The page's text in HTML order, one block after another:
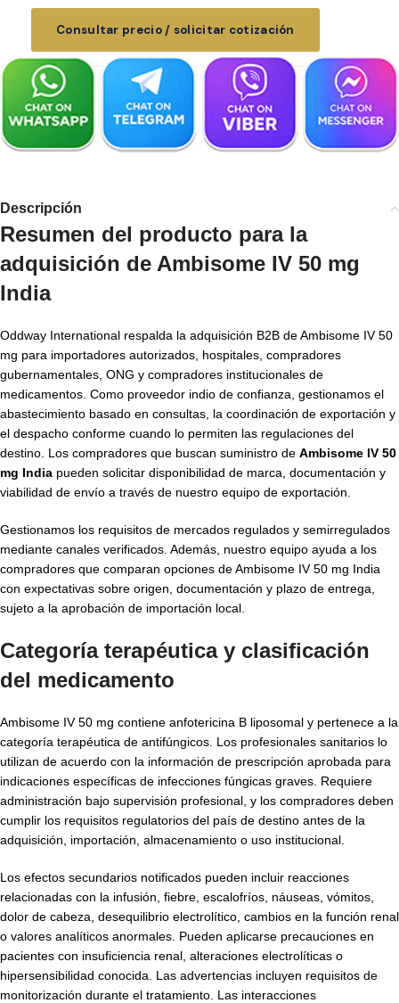
Consultar precio / solicitar cotización
Descripción
Resumen del producto para la
adquisición de Ambisome IV 50 mg
India
Oddway International respalda la adquisición B2B de Ambisome IV 50
mg para importadores autorizados, hospitales, compradores
gubernamentales, ONG y compradores institucionales de
medicamentos. Como proveedor indio de confianza, gestionamos el
abastecimiento basado en consultas, la coordinación de exportación y
el despacho conforme cuando lo permiten las regulaciones del
destino. Los compradores que buscan suministro de Ambisome IV 50
mg India pueden solicitar disponibilidad de marca, documentación y
viabilidad de envío a través de nuestro equipo de exportación.
Gestionamos los requisitos de mercados regulados y semirregulados
mediante canales verificados. Además, nuestro equipo ayuda a los
compradores que comparan opciones de Ambisome IV 50 mg India
con expectativas sobre origen, documentación y plazo de entrega,
sujeto a la aprobación de importación local.
Categoría terapéutica y clasificación
del medicamento
Ambisome IV 50 mg contiene anfotericina B liposomal y pertenece a la
categoría terapéutica de antifúngicos. Los profesionales sanitarios lo
utilizan de acuerdo con la información de prescripción aprobada para
indicaciones específicas de infecciones fúngicas graves. Requiere
administración bajo supervisión profesional, y los compradores deben
cumplir los requisitos regulatorios del país de destino antes de la
adquisición, importación, almacenamiento o uso institucional.
Los efectos secundarios notificados pueden incluir reacciones
relacionadas con la infusión, fiebre, escalofríos, náuseas, vómitos,
dolor de cabeza, desequilibrio electrolítico, cambios en la función renal
o valores analíticos anormales. Pueden aplicarse precauciones en
pacientes con insuficiencia renal, alteraciones electrolíticas o
hipersensibilidad conocida. Las advertencias incluyen requisitos de
monitorización durante el tratamiento. Las interacciones